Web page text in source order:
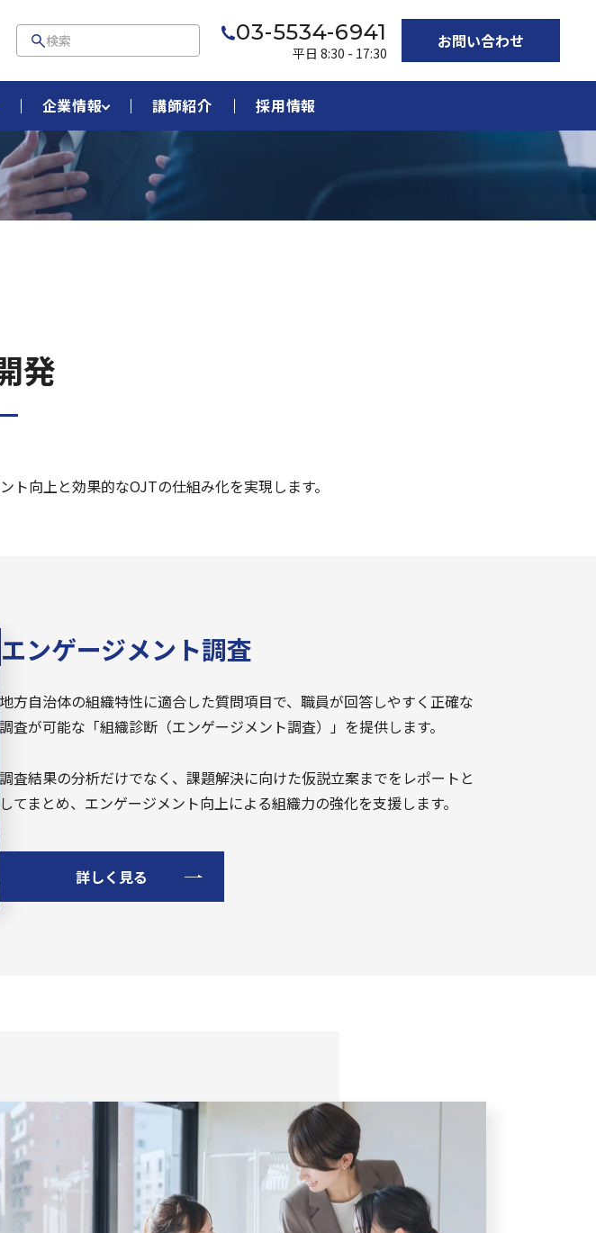
03-5534-6941
平日 8:30 - 17:30
お問い合わせ
企業情報 講師紹介 採用情報
発
向上と効果的なOJTの仕組み化を実現します。
エンゲージメント調査
地方自治体の組織特性に適合した質問項目で、職員が回答しやすく正確な
調査が可能な「組織診断（エンゲージメント調査）」を提供します。
調査結果の分析だけでなく、課題解決に向けた仮説立案までをレポートと
してまとめ、エンゲージメント向上による組織力の強化を支援します。
詳しく見る